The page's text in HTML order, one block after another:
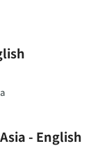
- English
サイトへのご意見
る